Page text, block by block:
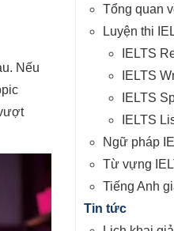
Nếu
Tổng quan
Luyện thi
IELTS
IELTS
IELTS
IELTS
Ngữ pháp
Từ vựng
Tiếng Anh
Tin tức